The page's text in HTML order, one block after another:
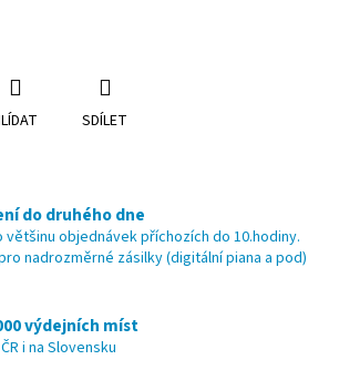
SDÍLET
do druhého dne
většinu objednávek příchozích do 10.hodiny.
nadrozměrné zásilky (digitální piana a pod)
výdejních míst
i na Slovensku